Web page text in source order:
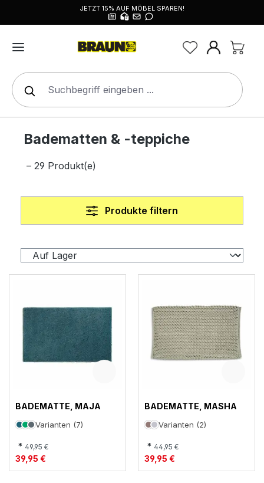
JETZT 15% AUF MÖBEL SPAREN!
Badematten & -teppiche
– 29 Produkt(e)
Produkte filtern
BADEMATTE, MAJA
Varianten (7)
* 49,95 €
39,95 €
BADEMATTE, MASHA
Varianten (2)
* 44,95 €
39,95 €